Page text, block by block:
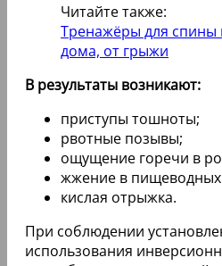
Читайте также:
Тренажёры для спины
дома, от грыжи
В результаты возникают:
приступы тошноты;
рвотные позывы;
ощущение горечи в
жжение в пищеводных
кислая отрыжка.
При соблюдении
использования